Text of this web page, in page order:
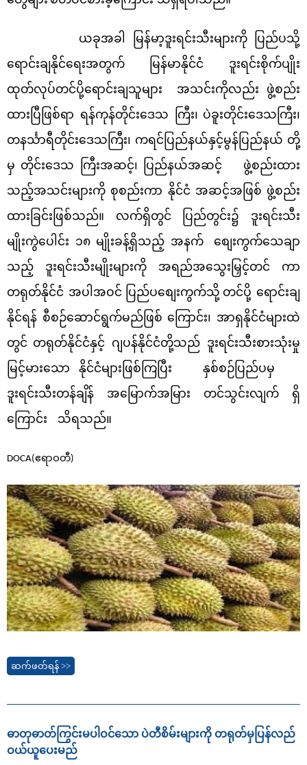
ယခုအခါ မြန်မာ့ဒူးရင်းသီးများကို ပြည်ပသို့
ရောင်းချနိုင်ရေးအတွက်
မြန်မာနိုင်ငံ ဒူးရင်းစိုက်ပျိုး
ထုတ်လုပ်တင်ပို့ရောင်းချသူများ
အသင်းကိုလည်း
ဖွဲ့စည်း
ထားပြီဖြစ်ရာ ရန်ကုန်တိုင်းဒေသ ကြီး၊ ပဲခူးတိုင်းဒေသကြီး၊
တနင်္သာရီတိုင်းဒေသကြီး၊ ကရင်ပြည်နယ်နှင့်မွန်ပြည်နယ် တို့
မှ တိုင်းဒေသ ကြီးအဆင့်၊ ပြည်နယ်အဆင့်
ဖွဲ့စည်းထား
သည့်အသင်းများကို စုစည်းကာ နိုင်ငံ အဆင့်အဖြစ် ဖွဲ့စည်း
ထားခြင်းဖြစ်သည်။ လက်ရှိတွင် ပြည်တွင်း၌ ဒူးရင်းသီး
မျိုးကွဲပေါင်း ၁၈ မျိုးခန့်ရှိသည့် အနက်
စျေးကွက်သေချာ
သည့် ဒူးရင်းသီးမျိုးများကို အရည်အသွေးမြှင့်တင် ကာ
တရုတ်နိုင်ငံ အပါအဝင် ပြည်ပစျေးကွက်သို့ တင်ပို့ ရောင်းချ
နိုင်ရန် စီစဉ်ဆောင်ရွက်မည်ဖြစ် ကြောင်း၊ အာရှနိုင်ငံများထဲ
တွင် တရုတ်နိုင်ငံနှင့် ဂျပန်နိုင်ငံတို့သည် ဒူးရင်းသီးစားသုံးမှု
မြင့်မားသော နိုင်ငံများဖြစ်ကြပြီး
နှစ်စဉ်ပြည်ပမှ
ဒူးရင်းသီးတန်ချိန် အမြောက်အမြား တင်သွင်းလျက် ရှိ
ကြောင်း
သိရသည်။
DOCA(ဧရာဝတီ)
ဆက်ဖတ်ရန် >>
ဓာတုဓာတ်ကြွင်းမပါဝင်သော ပဲတီစိမ်းများကို တရုတ်မှပြန်လည်
ဝယ်ယူပေးမည်